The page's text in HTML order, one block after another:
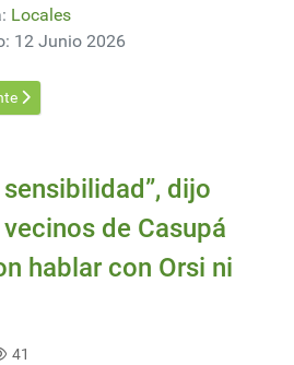
Locales
12 Junio 2026
para cerrar el portland de Ancap
siguiente: Transportistas
dijo
de Casupá
hablar con Orsi ni
41